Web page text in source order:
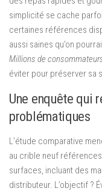
simplicité se cache
certaines références
aussi saines qu’on
Millions de
éviter pour préserver sa
Une enquête qui
problématiques
L’étude comparative
au crible neuf
surfaces, incluant des
distributeur. L’objectif ?